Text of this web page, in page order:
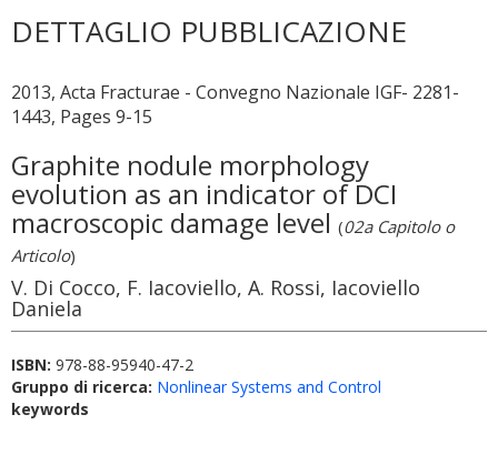
DETTAGLIO PUBBLICAZIONE
2013, Acta Fracturae - Convegno Nazionale IGF- 2281-
1443, Pages 9-15
Graphite nodule morphology
evolution as an indicator of DCI
macroscopic damage level (02a Capitolo o
Articolo)
V. Di Cocco, F. Iacoviello, A. Rossi, Iacoviello
Daniela
ISBN: 978-88-95940-47-2
Gruppo di ricerca: Nonlinear Systems and Control
keywords